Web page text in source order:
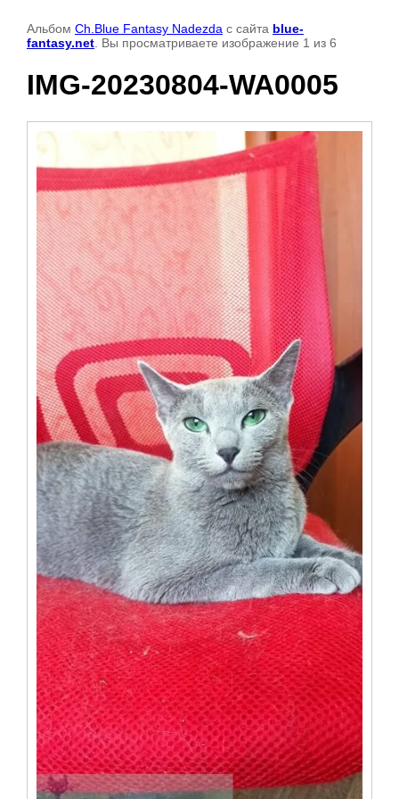
Альбом Ch.Blue Fantasy Nadezda с сайта blue-
fantasy.net . Вы просматриваете изображение 1 из 6
IMG-20230804-WA0005